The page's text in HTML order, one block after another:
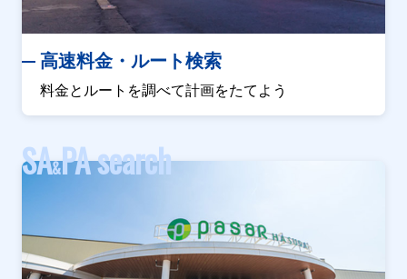
高速料金・ルート検索
料金とルートを調べて計画をたてよう
SA&PA search